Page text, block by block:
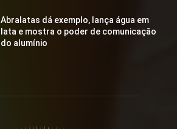
Abralatas dá exemplo, lança água em
lata e mostra o poder de comunicação
do alumínio